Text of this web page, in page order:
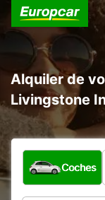
Alquiler de
Livingstone
¿Qué tipo de
Coches